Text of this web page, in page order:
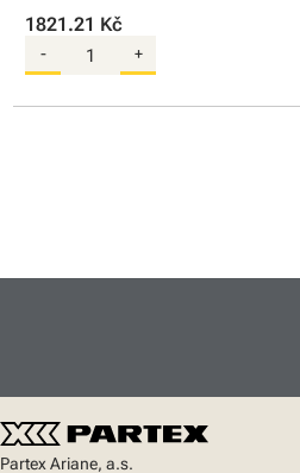
1821.21 Kč
- +
Partex Ariane, a.s.